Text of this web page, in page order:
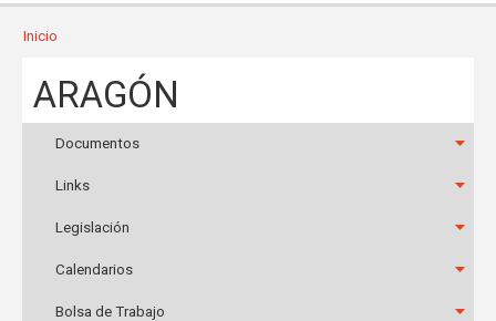
Inicio
ARAGÓN
Documentos
Links
Legislación
Calendarios
Bolsa de Trabajo